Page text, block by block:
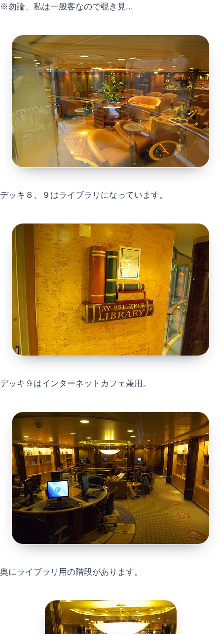
※勿論、私は一般客なので覗き見...
デッキ８、９はライブラリになっています。
デッキ９はインターネットカフェ兼用。
奥にライブラリ用の階段があります。